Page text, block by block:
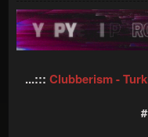
a
ş
l
a
a
...::: Clubberism -
#